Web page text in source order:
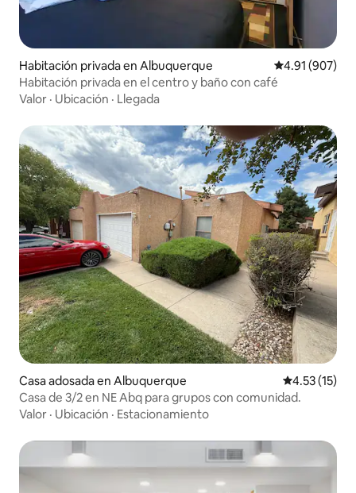
Habitación privada en Albuquerque Calificación
4.91 (907)
Habitación privada en el centro y baño con café
Valor · Ubicación · Llegada
Casa adosada en Albuquerque Calificación
4.53 (15)
Casa de 3/2 en NE Abq para grupos con comunidad.
Valor · Ubicación · Estacionamiento